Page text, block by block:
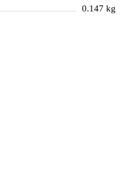
0.147 kg